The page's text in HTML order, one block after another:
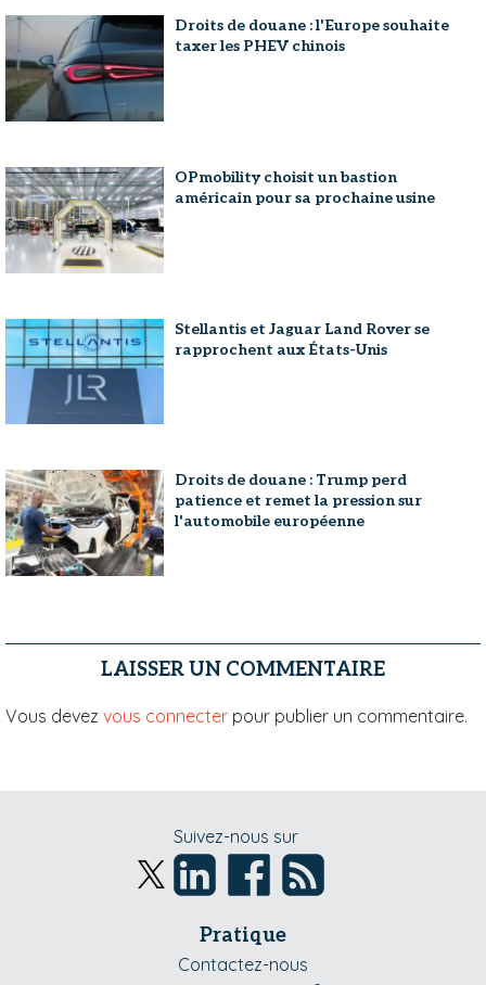
Droits de douane : l'Europe souhaite
taxer les PHEV chinois
OPmobility choisit un bastion
américain pour sa prochaine usine
Stellantis et Jaguar Land Rover se
rapprochent aux États-Unis
Droits de douane : Trump perd
patience et remet la pression sur
l'automobile européenne
LAISSER UN COMMENTAIRE
Vous devez vous connecter pour publier un commentaire.
Suivez-nous sur
Pratique
Contactez-nous